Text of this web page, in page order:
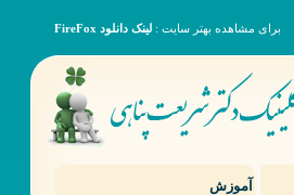
برای مشاهده بهتر سایت : لینک دانلود FireFox
آموزش